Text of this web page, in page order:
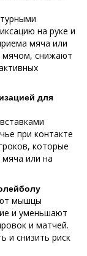
на руке и
мяча или
мячом, снижают
для
при контакте
которые
или на
мышцы
и уменьшают
и матчей.
и снизить риск